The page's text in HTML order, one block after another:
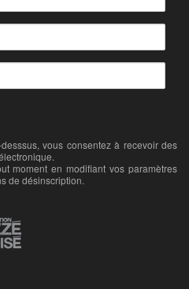
vous consentez à recevoir des
moment en modifiant vos paramètres
de désinscription.